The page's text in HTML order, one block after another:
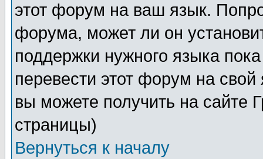
этот форум на ваш язык.
форума, может ли он
поддержки нужного языка
перевести этот форум на
вы можете получить на сайте
страницы)
Вернуться к началу